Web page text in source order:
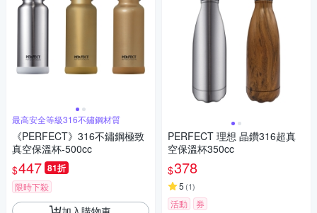
最高安全等級316不鏽鋼材質
《PERFECT》316不鏽鋼極致
真空保溫杯-500cc
$447 81折
限時下殺
PERFECT 理想 晶鑽316超真
空保溫杯350cc
$378
5 (1)
活動 券